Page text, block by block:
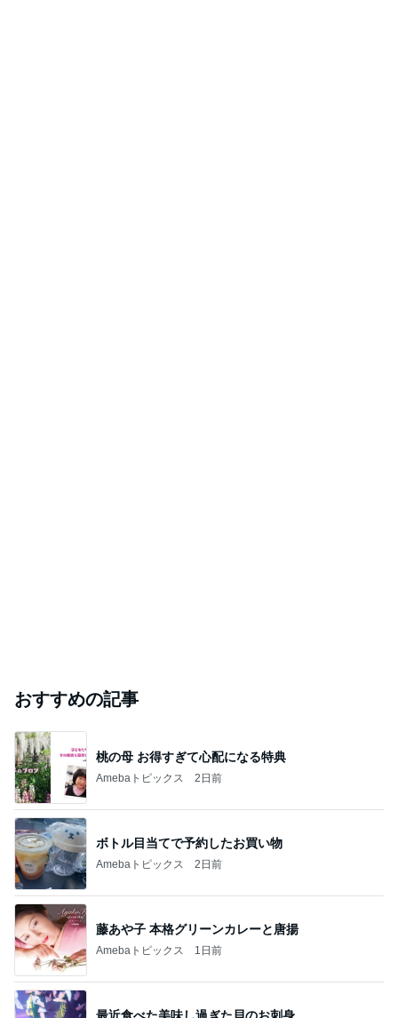
おすすめの記事
桃の母 お得すぎて心配になる特典
Amebaトピックス 2日前
ボトル目当てで予約したお買い物
Amebaトピックス 2日前
藤あや子 本格グリーンカレーと唐揚
Amebaトピックス 1日前
最近食べた美味し過ぎた貝のお刺身